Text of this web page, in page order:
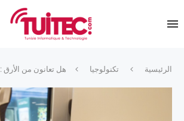
الرئيسية تكنولوجيا هل تعانون من الأرق : KoKoon هي الحلّ !